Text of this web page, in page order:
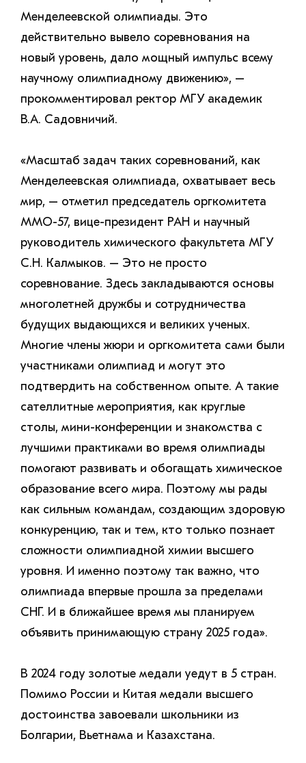
Менделеевской олимпиады. Это
действительно вывело соревнования на
новый уровень, дало мощный импульс всему
научному олимпиадному движению», –
прокомментировал ректор МГУ академик
В.А. Садовничий.
«Масштаб задач таких соревнований, как
Менделеевская олимпиада, охватывает весь
мир, – отметил председатель оргкомитета
ММО-57, вице-президент РАН и научный
руководитель химического факультета МГУ
С.Н. Калмыков. – Это не просто
соревнование. Здесь закладываются основы
многолетней дружбы и сотрудничества
будущих выдающихся и великих ученых.
Многие члены жюри и оргкомитета сами были
участниками олимпиад и могут это
подтвердить на собственном опыте. А такие
сателлитные мероприятия, как круглые
столы, мини-конференции и знакомства с
лучшими практиками во время олимпиады
помогают развивать и обогащать химическое
образование всего мира. Поэтому мы рады
как сильным командам, создающим здоровую
конкуренцию, так и тем, кто только познает
сложности олимпиадной химии высшего
уровня. И именно поэтому так важно, что
олимпиада впервые прошла за пределами
СНГ. И в ближайшее время мы планируем
объявить принимающую страну 2025 года».
В 2024 году золотые медали уедут в 5 стран.
Помимо России и Китая медали высшего
достоинства завоевали школьники из
Болгарии, Вьетнама и Казахстана.